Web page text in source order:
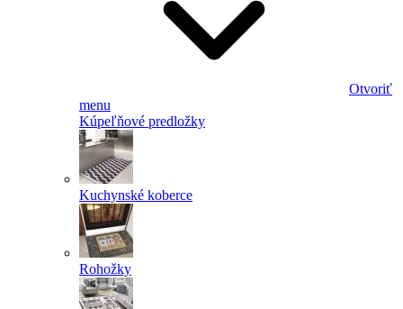
Otvoriť
menu
Kúpeľňové predložky
Kuchynské koberce
Rohožky